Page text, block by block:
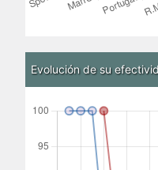
Evolución de su